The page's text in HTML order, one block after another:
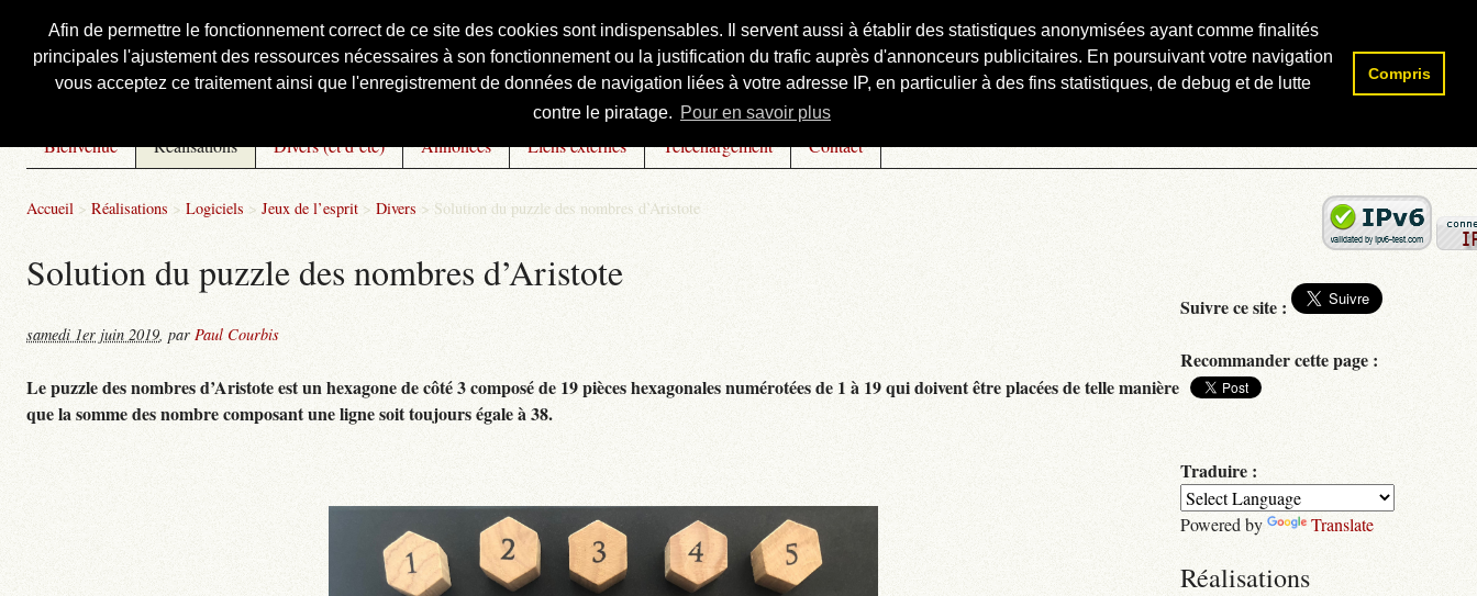
Afin de permettre le fonctionnement correct de ce site des cookies sont indispensables. Il servent aussi à établir des statistiques anonymisées ayant comme finalités
principales l'ajustement des ressources nécessaires à son fonctionnement ou la justification du trafic auprès d'annonceurs publicitaires. En poursuivant votre navigation
vous acceptez ce traitement ainsi que l'enregistrement de données de navigation liées à votre adresse IP, en particulier à des fins statistiques, de debug et de lutte
contre le piratage. Pour en savoir plus
Compris
Courbis, « LE » Blog Officiel
Bienvenue Réalisations Divers (et d’été) Annonces Liens externes Téléchargement Contact
Accueil > Réalisations > Logiciels > Jeux de l’esprit > Divers > Solution du puzzle des nombres d’Aristote
Solution du puzzle des nombres d’Aristote
samedi 1er juin 2019, par Paul Courbis
Le puzzle des nombres d’Aristote est un hexagone de côté 3 composé de 19 pièces hexagonales numérotées de 1 à 19 qui doivent être placées de telle manière
que la somme des nombre composant une ligne soit toujours égale à 38.
Rechercher :
Suivre ce site :
Recommander cette page :
Traduire :
Powered by Translate
Réalisations